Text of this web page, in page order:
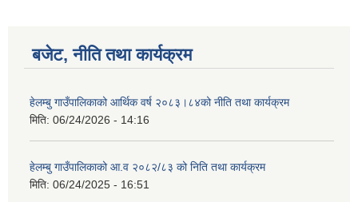
बजेट, नीति तथा कार्यक्रम
हेलम्बु गाउँपालिकाको आर्थिक वर्ष २०८३।८४को नीति तथा कार्यक्रम
मिति: 06/24/2026 - 14:16
हेलम्बु गाउँपालिकाको आ.व २०८२/८३ को निति तथा कार्यक्रम
मिति: 06/24/2025 - 16:51